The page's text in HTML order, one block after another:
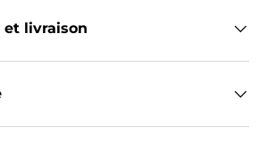
et livraison